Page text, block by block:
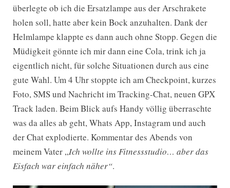
überlegte ob ich die Ersatzlampe aus der Arschrakete
holen soll, hatte aber kein Bock anzuhalten. Dank der
Helmlampe klappte es dann auch ohne Stopp. Gegen die
Müdigkeit gönnte ich mir dann eine Cola, trink ich ja
eigentlich nicht, für solche Situationen durch aus eine
gute Wahl. Um 4 Uhr stoppte ich am Checkpoint, kurzes
Foto, SMS und Nachricht im Tracking-Chat, neuen GPX
Track laden. Beim Blick aufs Handy völlig überraschte
was da alles ab geht, Whats App, Instagram und auch
der Chat explodierte. Kommentar des Abends von
meinem Vater „Ich wollte ins Fitnessstudio… aber das
Eisfach war einfach näher“.